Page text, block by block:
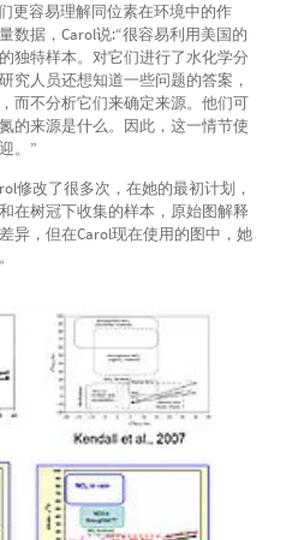
更容易理解同位素在环境中的作
数据，Carol说:“很容易利用美国的
独特样本。对它们进行了水化学分
究人员还想知道一些问题的答案，
而不分析它们来确定来源。他们可
的来源是什么。因此，这一情节使
。”
修改了很多次，在她的最初计划，
在树冠下收集的样本，原始图解释
异，但在Carol现在使用的图中，她